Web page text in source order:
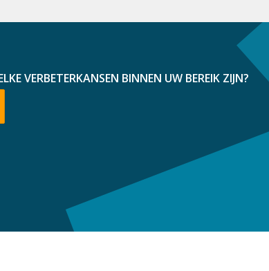
VERBETERKANSEN BINNEN UW BEREIK ZIJN?